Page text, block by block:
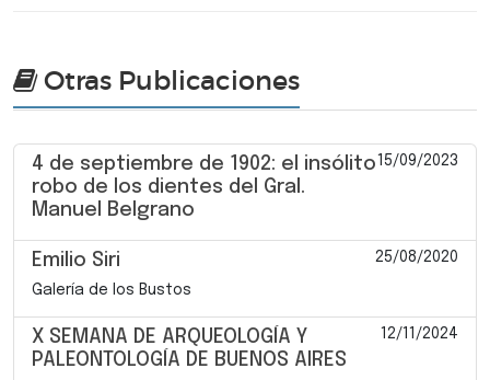
Otras Publicaciones
4 de septiembre de 1902: el insólito
robo de los dientes del Gral.
Manuel Belgrano
15/09/2023
Emilio Siri 25/08/2020
Galería de los Bustos
X SEMANA DE ARQUEOLOGÍA Y
PALEONTOLOGÍA DE BUENOS AIRES
12/11/2024